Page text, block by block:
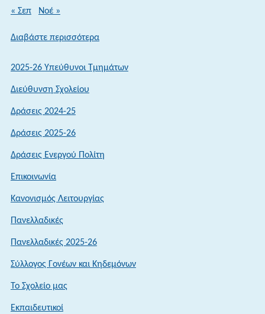
« Σεπ Νοέ »
Διαβάστε περισσότερα:
Γ΄
2025-26 Υπεύθυνοι Τμημάτων
Διεύθυνση Σχολείου
Δράσεις 2024-25
Δράσεις 2025-26
Δράσεις Ενεργού Πολίτη
Επικοινωνία
Κανονισμός Λειτουργίας
Πανελλαδικές
Πανελλαδικές 2025-26
Σύλλογος Γονέων και Κηδεμόνων
Το Σχολείο μας
Εκπαιδευτικοί